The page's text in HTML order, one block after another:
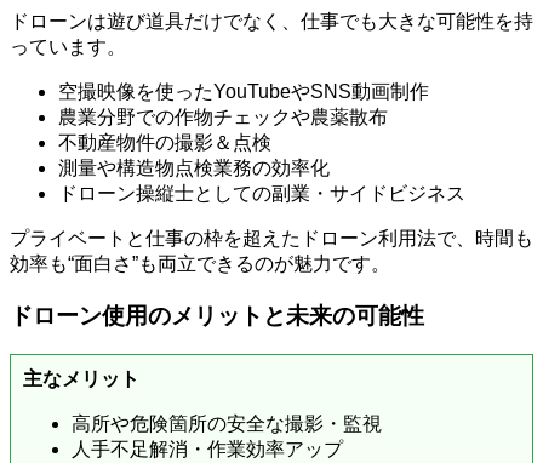
ドローンは遊び道具だけでなく、仕事でも大きな可能性を持
っています。
空撮映像を使ったYouTubeやSNS動画制作
農業分野での作物チェックや農薬散布
不動産物件の撮影＆点検
測量や構造物点検業務の効率化
ドローン操縦士としての副業・サイドビジネス
プライベートと仕事の枠を超えたドローン利用法で、時間も
効率も“面白さ”も両立できるのが魅力です。
ドローン使用のメリットと未来の可能性
主なメリット
高所や危険箇所の安全な撮影・監視
人手不足解消・作業効率アップ